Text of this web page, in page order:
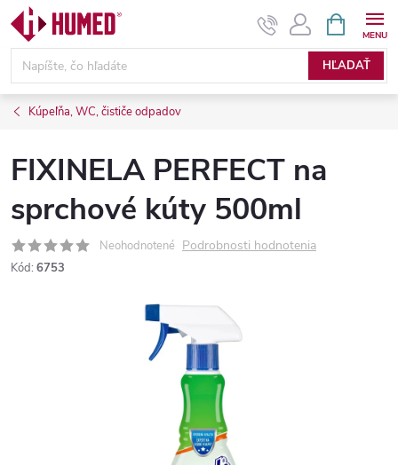
Prejsť
obsah
HĽADAŤ
KOŠÍK
Kúpeľňa, WC, čističe odpadov
FIXINELA PERFECT na
sprchové kúty 500ml
Neohodnotené Podrobnosti hodnotenia
Kód: 6753